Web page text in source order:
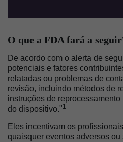
O que a FDA fará a
De acordo com o alerta de
potenciais e fatores
relatadas ou problemas de
revisão, incluindo métodos de
instruções de
do dispositivo."1
Eles incentivam os
quaisquer eventos adversos